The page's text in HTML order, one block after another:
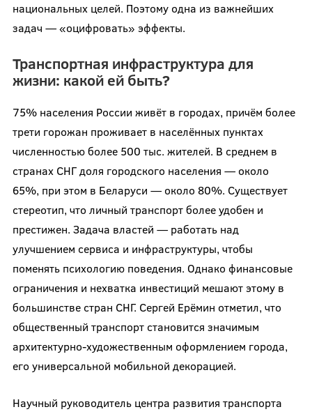
национальных целей. Поэтому одна из важнейших
задач — «оцифровать» эффекты.
Транспортная инфраструктура для
жизни: какой ей быть?
75% населения России живёт в городах, причём более
трети горожан проживает в населённых пунктах
численностью более 500 тыс. жителей. В среднем в
странах СНГ доля городского населения — около
65%, при этом в Беларуси — около 80%. Существует
стереотип, что личный транспорт более удобен и
престижен. Задача властей — работать над
улучшением сервиса и инфраструктуры, чтобы
поменять психологию поведения. Однако финансовые
ограничения и нехватка инвестиций мешают этому в
большинстве стран СНГ. Сергей Ерёмин отметил, что
общественный транспорт становится значимым
архитектурно-художественным оформлением города,
его универсальной мобильной декорацией.
Научный руководитель центра развития транспорта